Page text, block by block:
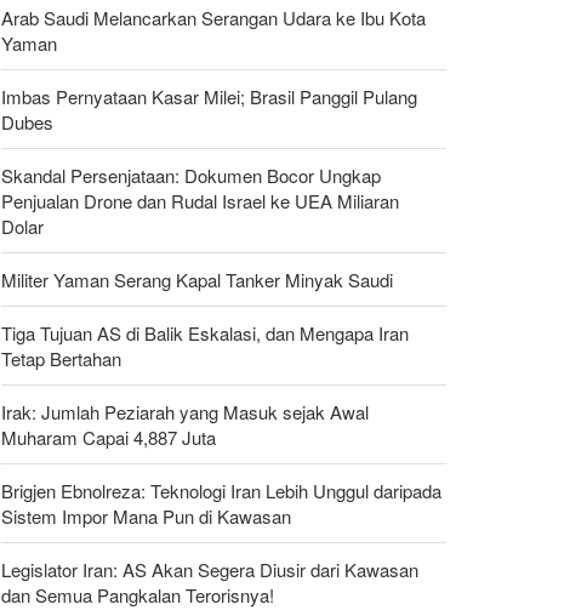
Arab Saudi Melancarkan Serangan Udara ke Ibu Kota
Yaman
Imbas Pernyataan Kasar Milei; Brasil Panggil Pulang
Dubes
Skandal Persenjataan: Dokumen Bocor Ungkap
Penjualan Drone dan Rudal Israel ke UEA Miliaran
Dolar
Militer Yaman Serang Kapal Tanker Minyak Saudi
Tiga Tujuan AS di Balik Eskalasi, dan Mengapa Iran
Tetap Bertahan
Irak: Jumlah Peziarah yang Masuk sejak Awal
Muharam Capai 4,887 Juta
Brigjen Ebnolreza: Teknologi Iran Lebih Unggul daripada
Sistem Impor Mana Pun di Kawasan
Legislator Iran: AS Akan Segera Diusir dari Kawasan
dan Semua Pangkalan Terorisnya!